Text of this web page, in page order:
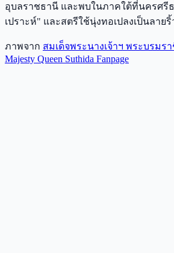
อุบลราชธานี และพบในภาคใต้ที่นครศรี
เปราะห์" และสตรีใช้นุ่งทอเปลงเป็นลาย
ภาพจาก สมเด็จพระนางเจ้าฯ พระบรมรา
Majesty Queen Suthida Fanpage